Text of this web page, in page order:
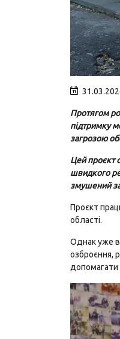
Протягом
підтримку
загрозою
Цей проєкт
швидкого
змушений
Проєкт
області.
Однак уже в
озброєння,
допомагати